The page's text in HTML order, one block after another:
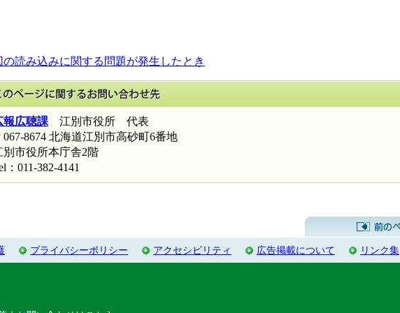
の読み込みに関する問題が発生したとき
報広聴課 江別市役所 代表
067-8674 北海道江別市高砂町6番地
別市役所本庁舎2階
：011-382-4141
プライバシーポリシー アクセシビリティ 広告掲載について リンク集